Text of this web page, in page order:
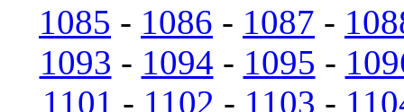
1085 - 1086 - 1087 -
1093 - 1094 - 1095 -
1101 - 1102 - 1103 -